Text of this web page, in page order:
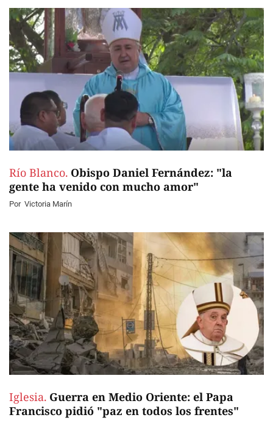
Río Blanco. Obispo Daniel Fernández: "la
gente ha venido con mucho amor"
Por Victoria Marín
Iglesia. Guerra en Medio Oriente: el Papa
Francisco pidió "paz en todos los frentes"